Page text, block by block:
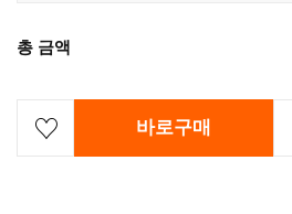
총 금액
바로구매